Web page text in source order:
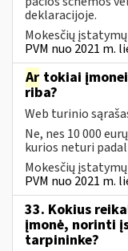
deklaracijoje.
Mokesčių
PVM nuo 2021 m.
Ar tokiai
riba?
Web turinio
Ne, nes 10 000
kurios neturi
Mokesčių
PVM nuo 2021 m.
33. Kokius
įmonė, norinti
tarpininke?